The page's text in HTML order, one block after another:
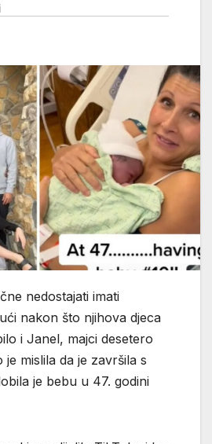
nedostajati imati
nakon što njihova djeca
i Janel, majci desetero
je mislila da je završila s
je bebu u 47. godini